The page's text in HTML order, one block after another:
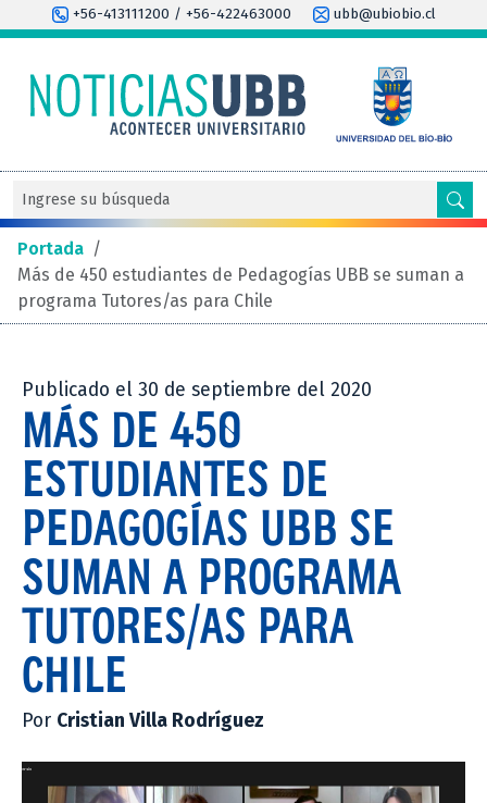
+56-413111200 / +56-422463000 ubb@ubiobio.cl
Portada /
Más de 450 estudiantes de Pedagogías UBB se suman a
programa Tutores/as para Chile
Publicado el 30 de septiembre del 2020
MÁS DE 450
ESTUDIANTES DE
PEDAGOGÍAS UBB SE
SUMAN A PROGRAMA
TUTORES/AS PARA
CHILE
Por Cristian Villa Rodríguez